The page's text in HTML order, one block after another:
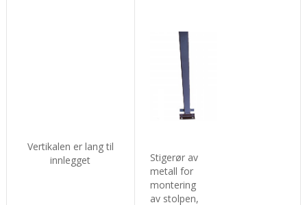
Vertikalen er lang til
innlegget
Stigerør av
metall for
montering
av stolpen,